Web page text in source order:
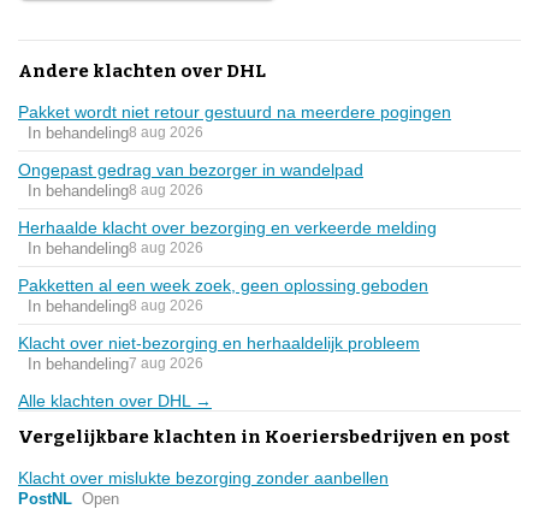
Andere klachten over DHL
Pakket wordt niet retour gestuurd na meerdere pogingen
In behandeling8 aug 2026
Ongepast gedrag van bezorger in wandelpad
In behandeling8 aug 2026
Herhaalde klacht over bezorging en verkeerde melding
In behandeling8 aug 2026
Pakketten al een week zoek, geen oplossing geboden
In behandeling8 aug 2026
Klacht over niet-bezorging en herhaaldelijk probleem
In behandeling7 aug 2026
Alle klachten over DHL →
Vergelijkbare klachten in Koeriersbedrijven en post
Klacht over mislukte bezorging zonder aanbellen
PostNL Open